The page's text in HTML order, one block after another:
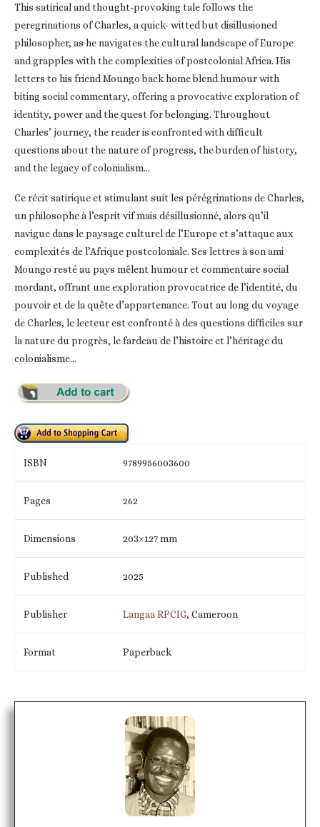
This satirical and thought-provoking tale follows the
peregrinations of Charles, a quick- witted but disillusioned
philosopher, as he navigates the cultural landscape of Europe
and grapples with the complexities of postcolonial Africa. His
letters to his friend Moungo back home blend humour with
biting social commentary, offering a provocative exploration of
identity, power and the quest for belonging. Throughout
Charles’ journey, the reader is confronted with difficult
questions about the nature of progress, the burden of history,
and the legacy of colonialism…
Ce récit satirique et stimulant suit les pérégrinations de Charles,
un philosophe à l’esprit vif mais désillusionné, alors qu’il
navigue dans le paysage culturel de l’Europe et s’attaque aux
complexités de l’Afrique postcoloniale. Ses lettres à son ami
Moungo resté au pays mêlent humour et commentaire social
mordant, offrant une exploration provocatrice de l’identité, du
pouvoir et de la quête d’appartenance. Tout au long du voyage
de Charles, le lecteur est confronté à des questions difficiles sur
la nature du progrès, le fardeau de l’histoire et l’héritage du
colonialisme…
ISBN 9789956003600
Pages 262
Dimensions 203×127 mm
Published 2025
Publisher Langaa RPCIG, Cameroon
Format Paperback